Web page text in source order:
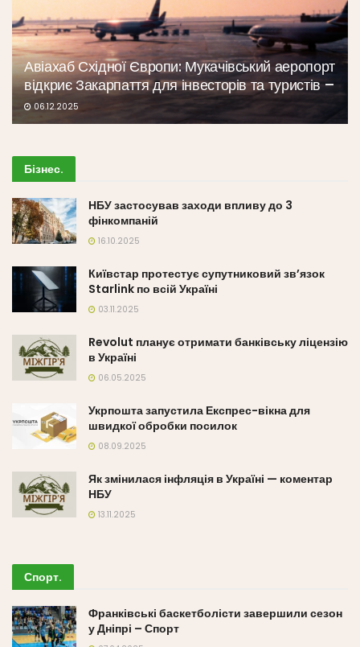
Авіахаб Східної Європи: Мукачівський аеропорт
відкриє Закарпаття для інвесторів та туристів –
06.12.2025
Бізнес.
НБУ застосував заходи впливу до 3
фінкомпаній
16.10.2025
Київстар протестує супутниковий зв’язок
Starlink по всій Україні
03.11.2025
Revolut планує отримати банківську ліцензію
в Україні
06.05.2025
Укрпошта запустила Експрес-вікна для
швидкої обробки посилок
08.09.2025
Як змінилася інфляція в Україні — коментар
НБУ
13.11.2025
Спорт.
Франківські баскетболісти завершили сезон
у Дніпрі – Спорт